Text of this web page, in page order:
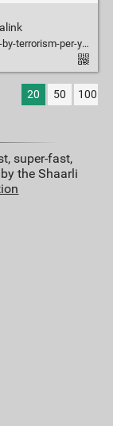
europe-1970-2015
20 50 100
super-fast,
the Shaarli